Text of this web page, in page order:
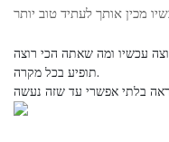
תופיע בכל מקרה.